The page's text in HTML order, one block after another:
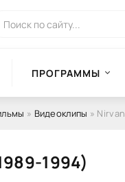
ПРОГРАММЫ
» Видеоклипы »
1994)